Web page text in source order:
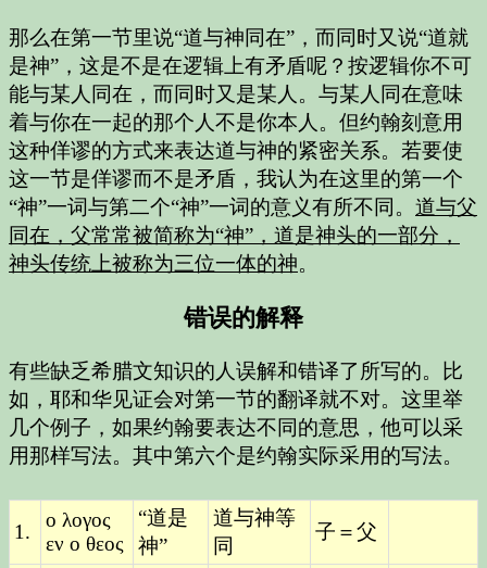
那么在第一节里说“道与神同在”，而同时又说“道就
是神”，这是不是在逻辑上有矛盾呢？按逻辑你不可
能与某人同在，而同时又是某人。与某人同在意味
着与你在一起的那个人不是你本人。但约翰刻意用
这种佯谬的方式来表达道与神的紧密关系。若要使
这一节是佯谬而不是矛盾，我认为在这里的第一个
“神”一词与第二个“神”一词的意义有所不同。 道与父
同在，父常常被简称为“神”，道是神头的一部分，
神头传统上被称为三位一体的神。
错误的解释
有些缺乏希腊文知识的人误解和错译了所写的。比
如，耶和华见证会对第一节的翻译就不对。这里举
几个例子，如果约翰要表达不同的意思，他可以采
用那样写法。其中第六个是约翰实际采用的写法。
1.
ο λογος
εν ο θεος
“道是
神”
道与神等
同
子＝父